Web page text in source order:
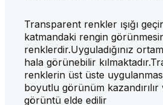
Transparent renkler ışığı
katmandaki rengin
renklerdir.Uyguladığınız
hala görünebilir
renklerin üst üste
boyutlu görünüm
görüntü elde edilir